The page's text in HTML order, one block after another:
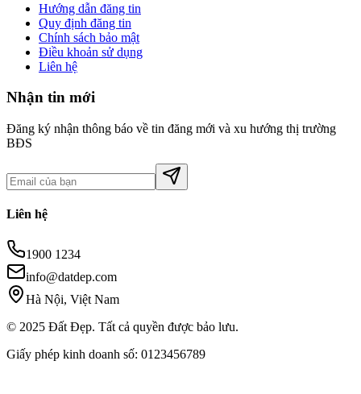
Hướng dẫn đăng tin
Quy định đăng tin
Chính sách bảo mật
Điều khoản sử dụng
Liên hệ
Nhận tin mới
Đăng ký nhận thông báo về tin đăng mới và xu hướng thị trường
BĐS
Liên hệ
1900 1234
info@datdep.com
Hà Nội, Việt Nam
© 2025 Đất Đẹp. Tất cả quyền được bảo lưu.
Giấy phép kinh doanh số: 0123456789